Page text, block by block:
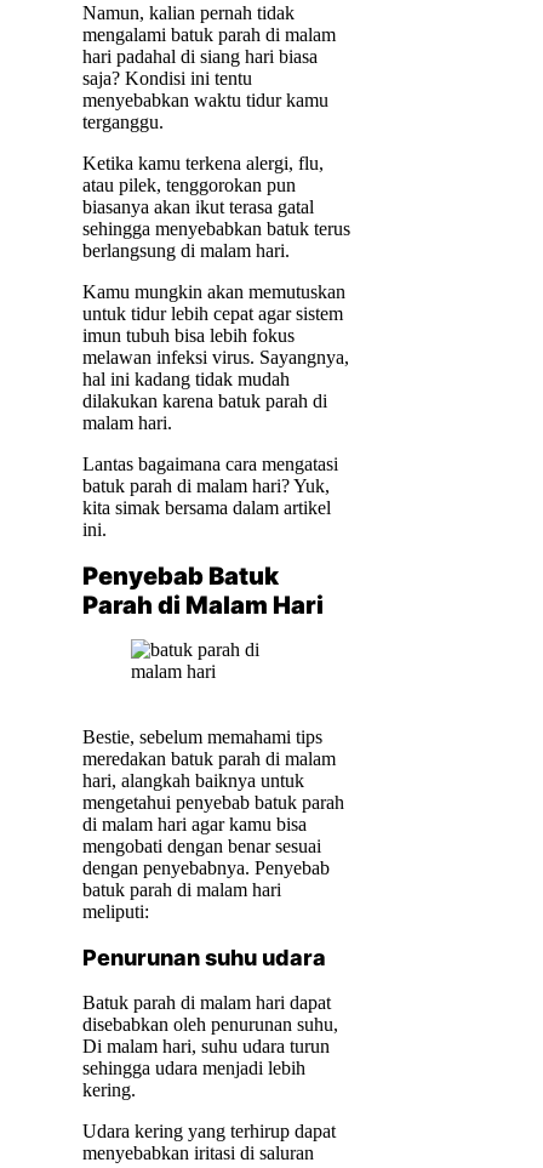
Namun, kalian pernah tidak
mengalami batuk parah di malam
hari padahal di siang hari biasa
saja? Kondisi ini tentu
menyebabkan waktu tidur kamu
terganggu.
Ketika kamu terkena alergi, flu,
atau pilek, tenggorokan pun
biasanya akan ikut terasa gatal
sehingga menyebabkan batuk terus
berlangsung di malam hari.
Kamu mungkin akan memutuskan
untuk tidur lebih cepat agar sistem
imun tubuh bisa lebih fokus
melawan infeksi virus. Sayangnya,
hal ini kadang tidak mudah
dilakukan karena batuk parah di
malam hari.
Lantas bagaimana cara mengatasi
batuk parah di malam hari? Yuk,
kita simak bersama dalam artikel
ini.
Penyebab Batuk
Parah di Malam Hari
Bestie, sebelum memahami tips
meredakan batuk parah di malam
hari, alangkah baiknya untuk
mengetahui penyebab batuk parah
di malam hari agar kamu bisa
mengobati dengan benar sesuai
dengan penyebabnya. Penyebab
batuk parah di malam hari
meliputi:
Penurunan suhu udara
Batuk parah di malam hari dapat
disebabkan oleh penurunan suhu,
Di malam hari, suhu udara turun
sehingga udara menjadi lebih
kering.
Udara kering yang terhirup dapat
menyebabkan iritasi di saluran